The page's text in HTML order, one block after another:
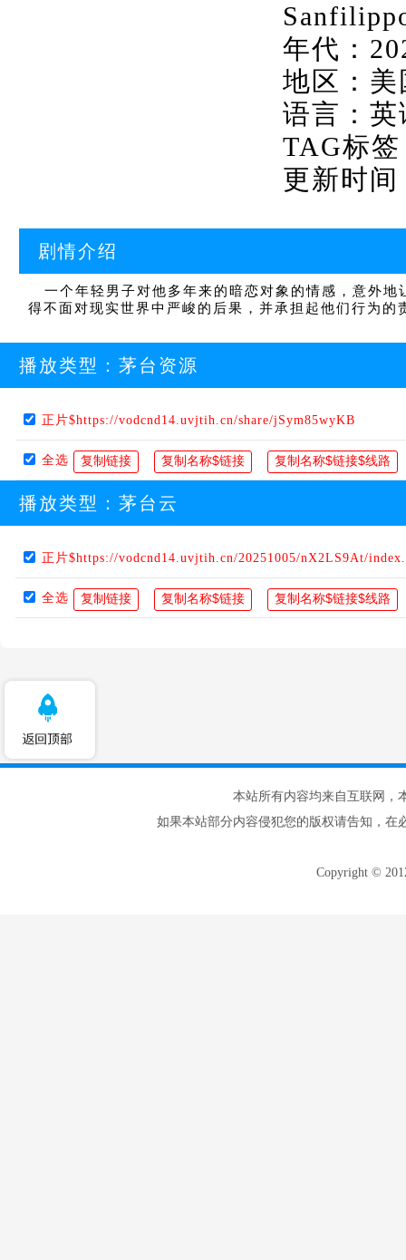
年代：
地区：美
语言：英
TAG标
更新时
剧情介绍
一个年轻男子对他多年来的暗恋对象的情感，意外地
得不面对现实世界中严峻的后果，并承担起他们行为的
播放类型： 茅台资源
正片$https://vodcnd14.uvjtih.cn/share/jSym85wyKB
全选
播放类型： 茅台云
正片$https://vodcnd14.uvjtih.cn/20251005/nX2LS9At/
全选
本站所有内容均来自互联网，
如果本站部分内容侵犯您的版权请告知，在
Copyright ©